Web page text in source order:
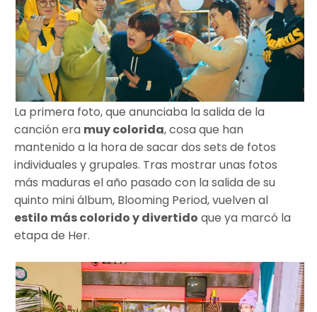
La primera foto, que anunciaba la salida de la
canción era muy colorida, cosa que han
mantenido a la hora de sacar dos sets de fotos
individuales y grupales. Tras mostrar unas fotos
más maduras el año pasado con la salida de su
quinto mini álbum, Blooming Period, vuelven al
estilo más colorido y divertido que ya marcó la
etapa de Her.